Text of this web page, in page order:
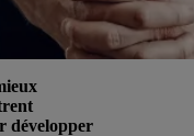
développer